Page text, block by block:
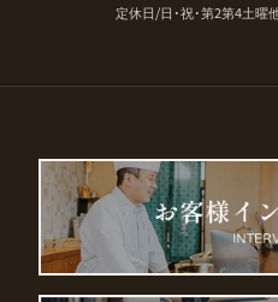
定休日/日･祝･第2第4土